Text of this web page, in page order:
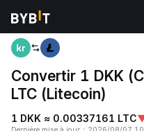
Accueil
Convertir 1 DKK
LTC (Litecoin)
1 DKK ≈ 0.00337161 LTC